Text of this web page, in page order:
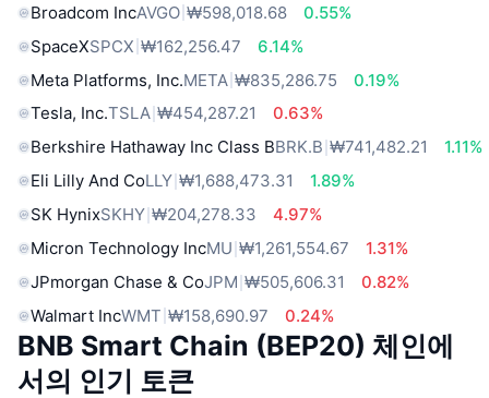
Broadcom IncAVGO ₩598,018.68
0.55%
SpaceXSPCX ₩162,256.47
6.14%
Meta Platforms, Inc.META ₩835,286.75
0.19%
Tesla, Inc.TSLA ₩454,287.21
0.63%
Berkshire Hathaway Inc Class BBRK.B ₩741,482.21
1.11%
Eli Lilly And CoLLY ₩1,688,473.31
1.89%
SK HynixSKHY ₩204,278.33
4.97%
Micron Technology IncMU ₩1,261,554.67
1.31%
JPmorgan Chase & CoJPM ₩505,606.31
0.82%
Walmart IncWMT ₩158,690.97 0.24%
BNB Smart Chain (BEP20) 체인에
서의 인기 토큰